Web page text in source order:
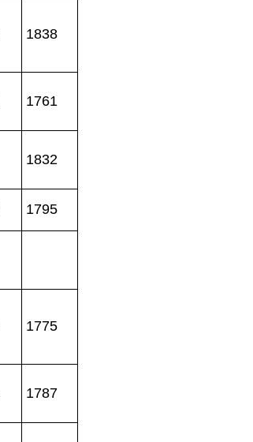
1838
1761
1832
1795
1775
1787